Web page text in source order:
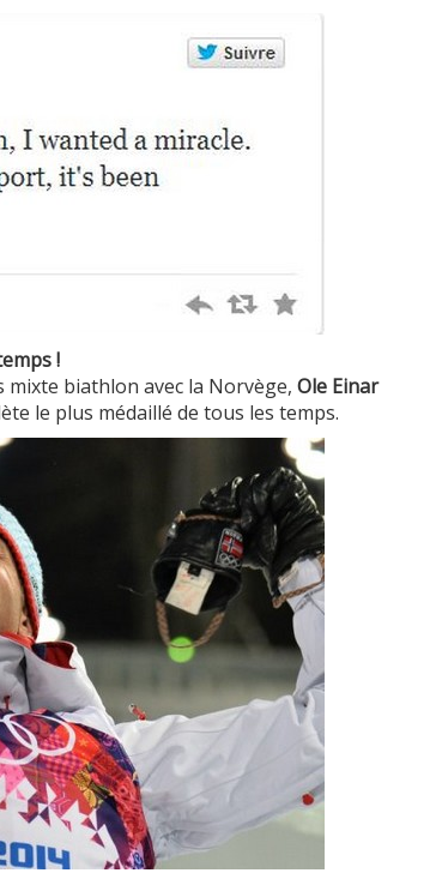
!
mixte biathlon avec la Norvège, Ole Einar
le plus médaillé de tous les temps.